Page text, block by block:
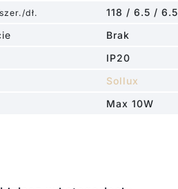
dł. 118 / 6.5 / 6.5
Brak
IP20
Sollux
Max 10W